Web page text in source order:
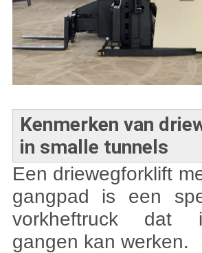
Kenmerken van
in smalle tunnels
Een driewegforklift
gangpad is een
vorkheftruck dat
gangen kan werken.